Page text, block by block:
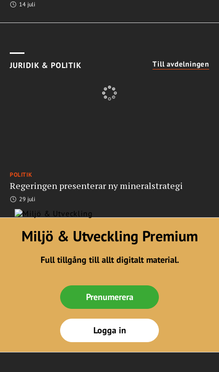
14 juli
JURIDIK & POLITIK Till avdelningen
POLITIK
Regeringen presenterar ny mineralstrategi
29 juli
Miljö & Utveckling Premium
Full tillgång till allt digitalt material.
Prenumerera
Logga in